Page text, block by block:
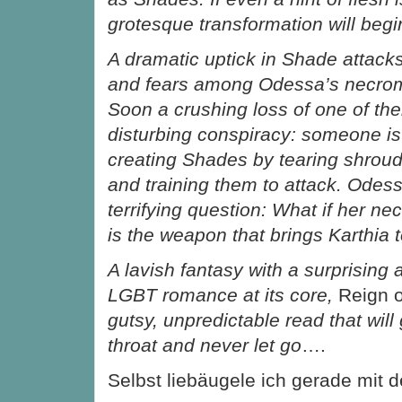
grotesque transformation will
A dramatic uptick in Shade
and fears among Odessa’s
Soon a crushing loss of one of
disturbing conspiracy: someone
creating Shades by tearing
and training them to attack.
terrifying question: What if her
is the weapon that brings Karthia
A lavish fantasy with a surprising
LGBT romance at its core, Reign
gutsy, unpredictable read that will
throat and never let go….
Selbst liebäugele ich gerade mit